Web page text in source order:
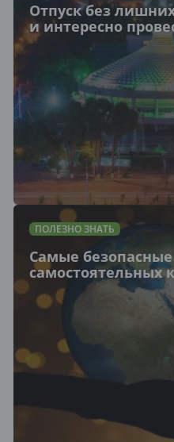
Отпуск без
и интересно
ПОЛЕЗНО ЗНАТЬ
Самые
самостоятельных